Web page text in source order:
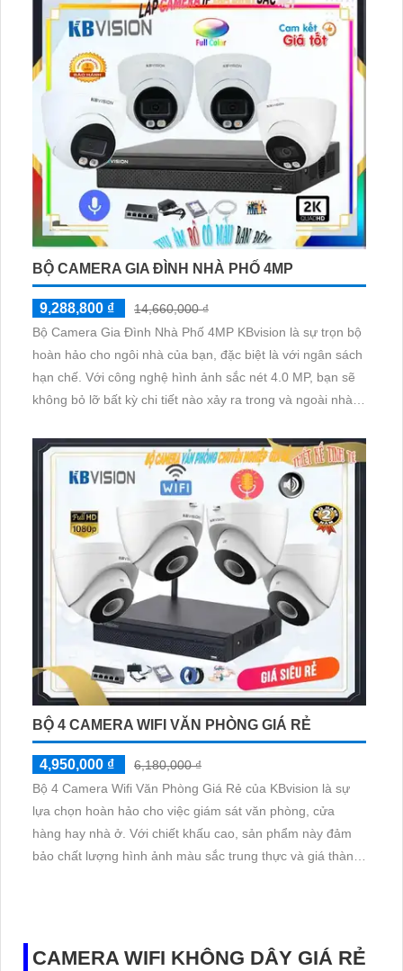
BỘ CAMERA GIA ĐÌNH NHÀ PHỐ 4MP
9,288,800 ₫
14,660,000 ₫
Bộ Camera Gia Đình Nhà Phố 4MP KBvision là sự trọn bộ
hoàn hảo cho ngôi nhà của bạn, đặc biệt là với ngân sách
hạn chế. Với công nghệ hình ảnh sắc nét 4.0 MP, bạn sẽ
không bỏ lỡ bất kỳ chi tiết nào xảy ra trong và ngoài nhà.
chuyên nghiên cứu về camera giám sát chất lượng với
hình ảnh sáng đẹp
BỘ 4 CAMERA WIFI VĂN PHÒNG GIÁ RẺ
4,950,000 ₫
6,180,000 ₫
Bộ 4 Camera Wifi Văn Phòng Giá Rẻ của KBvision là sự
lựa chọn hoàn hảo cho việc giám sát văn phòng, cửa
hàng hay nhà ở. Với chiết khấu cao, sản phẩm này đảm
bảo chất lượng hình ảnh màu sắc trung thực và giá thành
CAMERA WIFI KHÔNG DÂY GIÁ RẺ